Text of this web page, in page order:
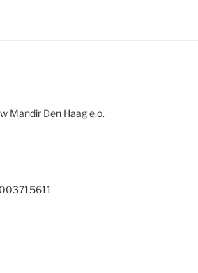
Mandir Den Haag e.o.